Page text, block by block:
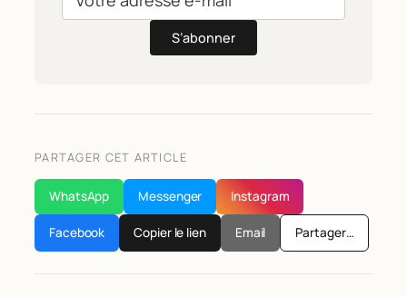
S’abonner
PARTAGER CET ARTICLE
WhatsApp Messenger Instagram
Facebook Copier le lien Email Partager…